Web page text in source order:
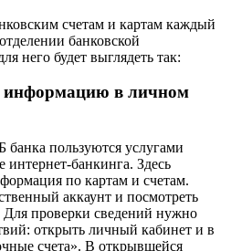
счетам и картам каждый
банковской
него будет выглядеть так:
в личном
пользуются услугами
интернет-банкинга. Здесь
по картам и счетам.
аккаунт и посмотреть
проверки сведений нужно
открыть личный кабинет и в
счета». В открывшейся